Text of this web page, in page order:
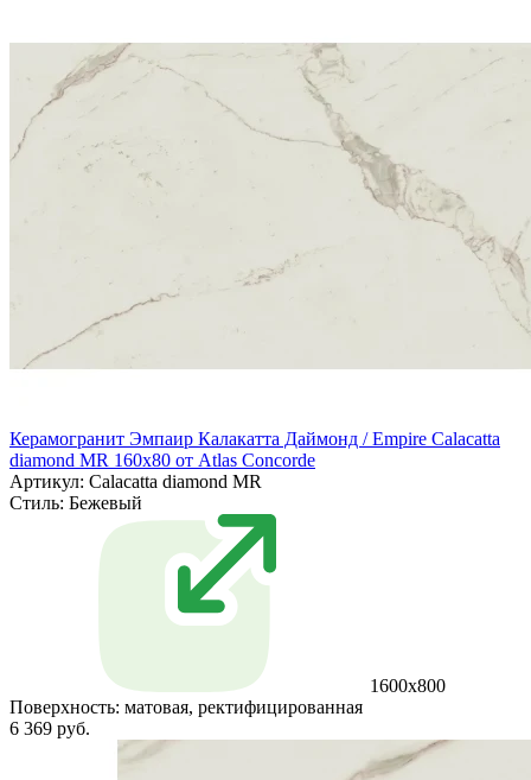
Керамогранит Эмпаир Калакатта Даймонд / Empire Calacatta
diamond MR 160x80 от Atlas Concorde
Артикул: Calacatta diamond MR
Стиль: Бежевый
1600x800
Поверхность: матовая, ректифицированная
6 369 руб.